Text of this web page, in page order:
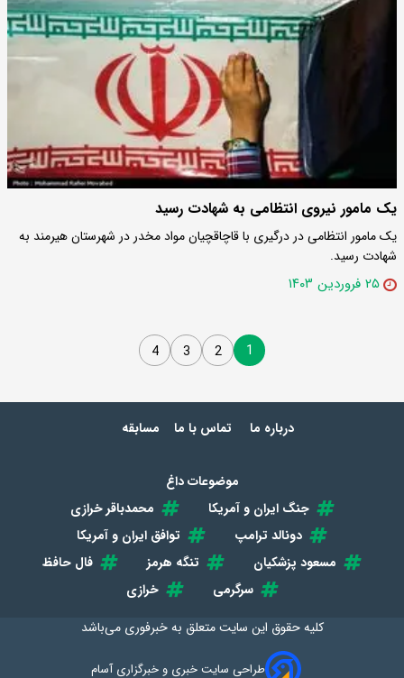
یک مامور نیروی انتظامی به شهادت رسید
یک مامور انتظامی در درگیری با قاچاقچیان مواد مخدر در شهرستان هیرمند به
شهادت رسید.
۲۵ فروردین ۱۴۰۳
1
2
3
4
درباره ما تماس با ما مسابقه
موضوعات داغ
جنگ ایران و آمریکا
محمدباقر خرازی
دونالد ترامپ
توافق ایران و آمریکا
مسعود پزشکیان
تنگه هرمز
فال حافظ
سرگرمی
خرازی
کلیه حقوق این سایت متعلق بهخبرفوری می‌باشد
طراحی سایت خبری و خبرگزاری آسام